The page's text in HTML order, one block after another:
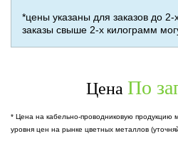
*цены указаны для заказов до
заказы свыше 2-х килограмм
Цена По
* Цена на кабельно-проводниковую продукцию
уровня цен на рынке цветных металлов